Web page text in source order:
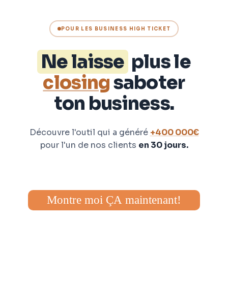
POUR LES BUSINESS HIGH TICKET
Ne laisse plus le
closingsaboter
ton business.
Découvre l'outil qui a généré +400 000€
pour l'un de nos clients en 30 jours.
Montre moi ÇA maintenant!